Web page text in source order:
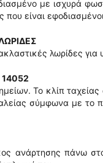
με ισχυρά
είναι
λωρίδες για
Το κλίπ
σύμφωνα με το
ανάρτησης πάνω